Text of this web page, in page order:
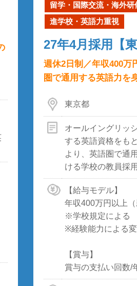
留学・国際交流・海外研
進学校・英語力重視
27年4月採用【
週休2日制／年収400万
圏で通用する英語力を
東京都
オールイングリッ
する英語資格をも
より、英語圏で通
ける学校の教員採
【給与モデル】
年収400万円以上（
※学校規定による
※経験能力による変
【賞与】
賞与の支払い回数/